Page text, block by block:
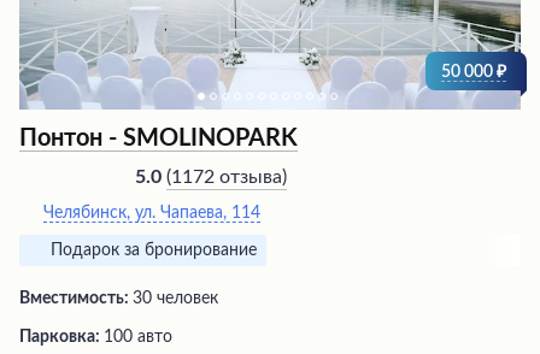
50 000
Понтон - SMOLINOPARK
5.0 (1172 отзыва)
Челябинск, ул. Чапаева, 114
Подарок за бронирование
Вместимость: 30 человек
Парковка: 100 авто